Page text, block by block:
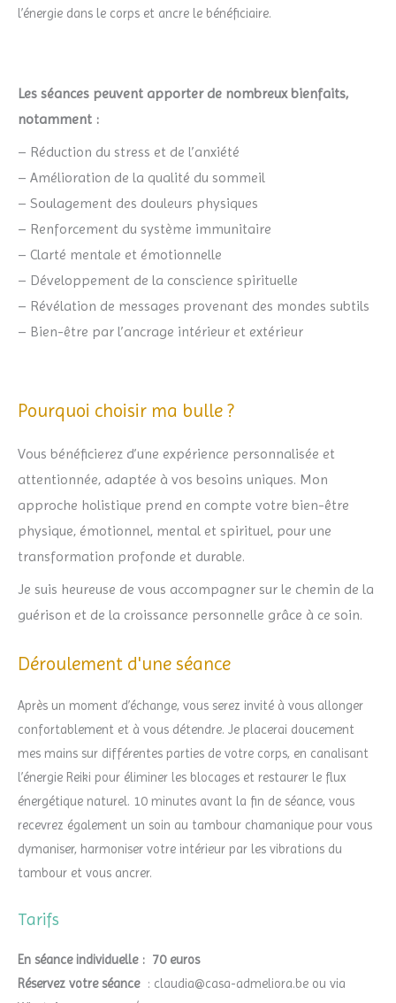
l’énergie dans le corps et ancre le bénéficiaire.
Les séances peuvent apporter de nombreux bienfaits,
notamment :
– Réduction du stress et de l’anxiété
– Amélioration de la qualité du sommeil
– Soulagement des douleurs physiques
– Renforcement du système immunitaire
– Clarté mentale et émotionnelle
– Développement de la conscience spirituelle
– Révélation de messages provenant des mondes subtils
– Bien-être par l’ancrage intérieur et extérieur
Pourquoi choisir ma bulle ?
Vous bénéficierez d’une expérience personnalisée et
attentionnée, adaptée à vos besoins uniques. Mon
approche holistique prend en compte votre bien-être
physique, émotionnel, mental et spirituel, pour une
transformation profonde et durable.
Je suis heureuse de vous accompagner sur le chemin de la
guérison et de la croissance personnelle grâce à ce soin.
Déroulement d'une séance
Après un moment d’échange, vous serez invité à vous allonger
confortablement et à vous détendre. Je placerai doucement
mes mains sur différentes parties de votre corps, en canalisant
l’énergie Reiki pour éliminer les blocages et restaurer le flux
énergétique naturel. 10 minutes avant la fin de séance, vous
recevrez également un soin au tambour chamanique pour vous
dymaniser, harmoniser votre intérieur par les vibrations du
tambour et vous ancrer.
Tarifs
En séance individuelle : 70 euros
Réservez votre séance : claudia@casa-admeliora.be ou via